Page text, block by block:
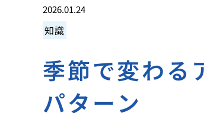
2026.01.24
知識
季節で変わる
パターン